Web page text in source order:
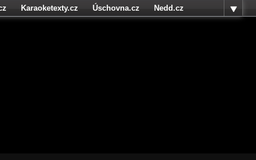
Karaoketexty.cz Úschovna.cz
Nedd.cz